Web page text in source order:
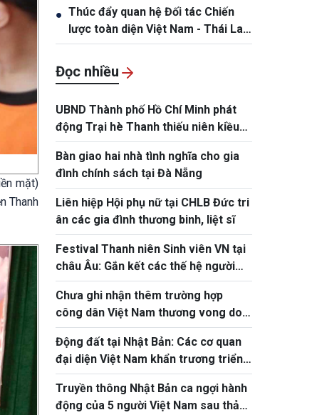
mặt)
Thanh
● Thúc đẩy quan hệ Đối tác Chiến
lược toàn diện Việt Nam - Thái Lan
ngày càng thực chất và hiệu quả
Đọc nhiều
UBND Thành phố Hồ Chí Minh phát
động Trại hè Thanh thiếu niên kiều
bào và tuổi trẻ Thành phố năm 2026
Bàn giao hai nhà tình nghĩa cho gia
đình chính sách tại Đà Nẵng
Liên hiệp Hội phụ nữ tại CHLB Đức tri
ân các gia đình thương binh, liệt sĩ
Festival Thanh niên Sinh viên VN tại
châu Âu: Gắn kết các thế hệ người
Việt
Chưa ghi nhận thêm trường hợp
công dân Việt Nam thương vong do
động đất tại Nhật Bản
Động đất tại Nhật Bản: Các cơ quan
đại diện Việt Nam khẩn trương triển
khai bảo hộ công dân
Truyền thông Nhật Bản ca ngợi hành
động của 5 người Việt Nam sau thảm